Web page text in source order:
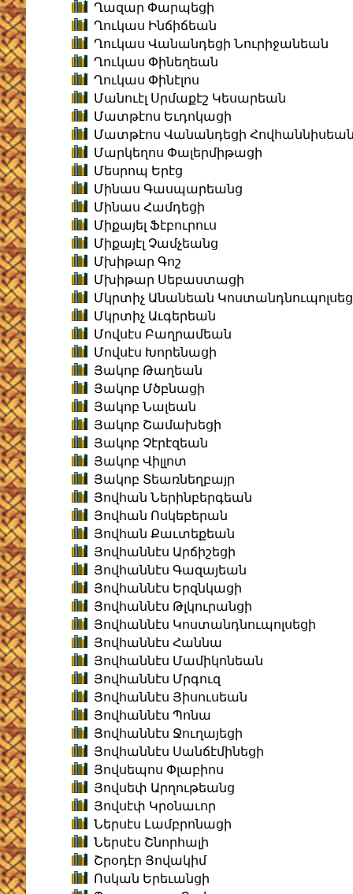
Ղազար Փարպեցի
Ղուկաս Ինճիճեան
Ղուկաս Վանանդեցի Նուրիջանեան
Ղուկաս Փինեղեան
Ղուկաս Փինէլոս
Մանուէլ Սրմաքէշ Կեսարեան
Մատթէոս Եւդոկացի
Մատթէոս Վանանդեցի
Մարկեղոս Փալերմիթացի
Մեսրոպ Երէց
Մինաս Գասպարեանց
Մինաս Համդեցի
Միքայել Ֆէբուրուս
Միքայէլ Չամչեանց
Մխիթար Գոշ
Մխիթար Սեբաստացի
Մկրտիչ Անանեան
Մկրտիչ Աւգերեան
Մովսէս Բաղրամեան
Մովսէս Խորենացի
Յակոբ Թաղեան
Յակոբ Մծբնացի
Յակոբ Նալեան
Յակոբ Շամախեցի
Յակոբ Չէրէզեան
Յակոբ Վիլլոտ
Յակոբ Տեառնեղբայր
Յովհան Ներինբերգեան
Յովհան Ոսկեբերան
Յովհան Քաւտեքեան
Յովհաննէս Արճիշեցի
Յովհաննէս Գազայեան
Յովհաննէս Երզնկացի
Յովհաննէս Թլկուրանցի
Յովհաննէս Կոստանդնուպոլսեցի
Յովհաննէս Հաննա
Յովհաննէս Մամիկոնեան
Յովհաննէս Մրգուզ
Յովհաննէս Յիսուսեան
Յովհաննէս Պոնա
Յովհաննէս Ջուղայեցի
Յովհաննէս Սանճէմինեցի
Յովսեպոս Փլաբիոս
Յովսեփ Արղութեանց
Յովսէփ Կրօնաւոր
Ներսէս Լամբրոնացի
Ներսէս Շնորհալի
Շրօդէր Յովակիմ
Ոսկան Երեւանցի